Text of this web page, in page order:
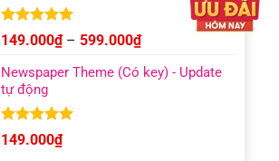
Được xếp
hạng 5.00
5 sao
149.000₫ – 599.000₫Khoảng
từ
Newspaper Theme (Có key) - Update
tự động
Được xếp
hạng 4.92
149.000₫